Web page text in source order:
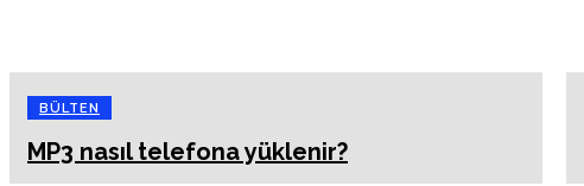
BÜLTEN
MP3 nasıl telefona yüklenir?